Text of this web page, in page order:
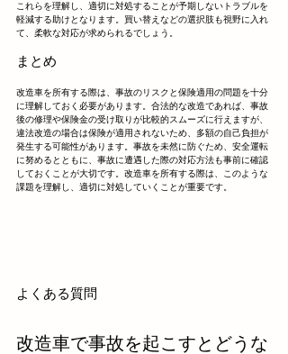
これらを理解し、適切に対処することが予期しないトラブルを
軽減する助けとなります。買い替えなどの選択肢も視野に入れ
て、柔軟な対応が求められるでしょう。
まとめ
改造車を所有する際は、事故のリスクと保険適用の問題を十分
に理解しておく必要があります。合法的な改造であれば、事故
後の修理や保険金の受け取りが比較的スムーズに行えますが、
違法改造の場合は保険が適用されないため、多額の自己負担が
発生する可能性があります。事故を未然に防ぐため、安全運転
に努めるとともに、事故に遭遇した際の対応方法も事前に確認
しておくことが大切です。改造車を所有する際は、このような
課題を理解し、適切に対処していくことが重要です。
よくある質問
改造車で事故を起こすとどうな